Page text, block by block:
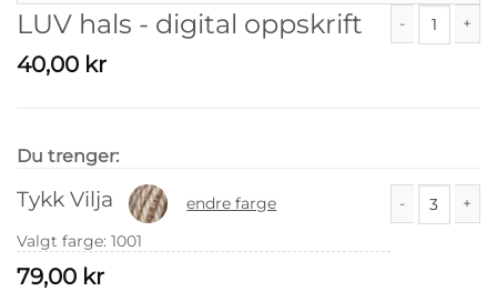
LUV hals - digital oppskrift
40,00 kr
Du trenger:
Tykk Vilja
endre farge
Valgt farge: 1001
79,00 kr